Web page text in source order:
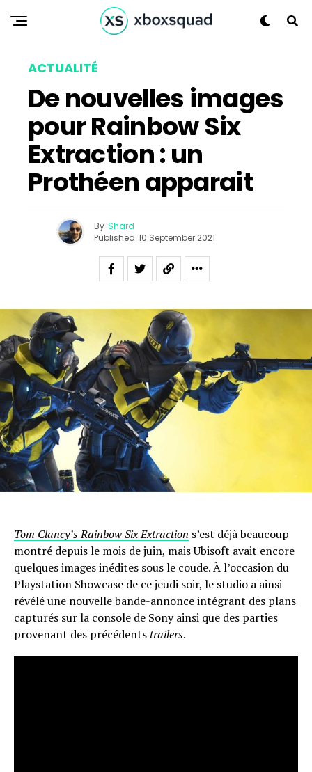
ACTUALITÉ
De nouvelles images
pour Rainbow Six
Extraction : un
Prothéen apparait
By Shard
Published 10 September 2021
Tom Clancy’s Rainbow Six Extraction s’est déjà beaucoup
montré depuis le mois de juin, mais Ubisoft avait encore
quelques images inédites sous le coude. À l’occasion du
Playstation Showcase de ce jeudi soir, le studio a ainsi
révélé une nouvelle bande-annonce intégrant des plans
capturés sur la console de Sony ainsi que des parties
provenant des précédentstrailers.
Flipboard
Reddit
Pinterest
Whatsapp
Email